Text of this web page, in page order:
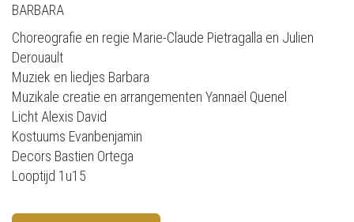
BARBARA
Choreografie en regie Marie-Claude Pietragalla en Julien
Derouault
Muziek en liedjes Barbara
Muzikale creatie en arrangementen Yannaël Quenel
Licht Alexis David
Kostuums Evanbenjamin
Decors Bastien Ortega
Looptijd 1u15